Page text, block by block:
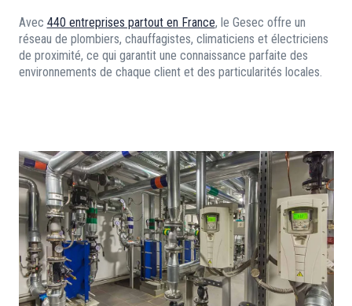
Avec 440 entreprises partout en France, le Gesec offre un
réseau de plombiers, chauffagistes, climaticiens et électriciens
de proximité, ce qui garantit une connaissance parfaite des
environnements de chaque client et des particularités locales.